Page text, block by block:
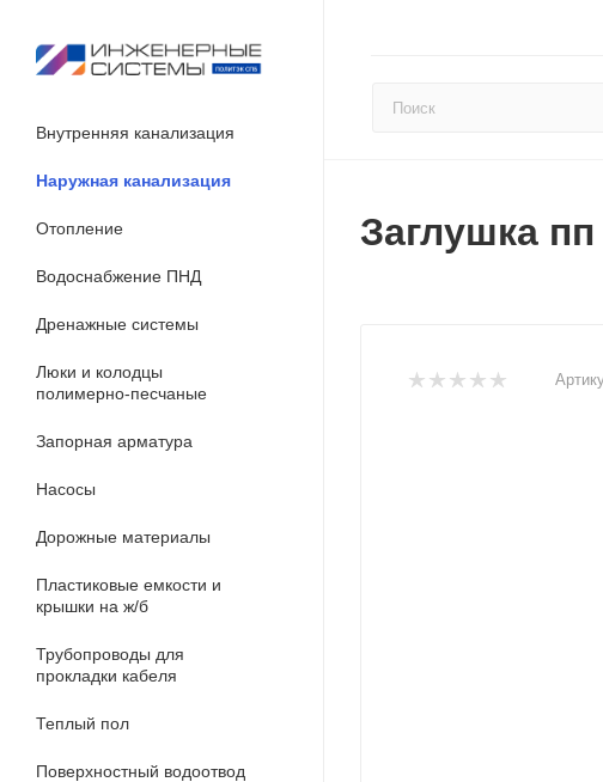
Внутренняя канализация
Наружная канализация
Отопление
Водоснабжение ПНД
Дренажные системы
Люки и колодцы
полимерно-песчаные
Запорная арматура
Насосы
Дорожные материалы
Пластиковые емкости и
крышки на ж/б
Трубопроводы для
прокладки кабеля
Теплый пол
Поверхностный водоотвод
Заглушка